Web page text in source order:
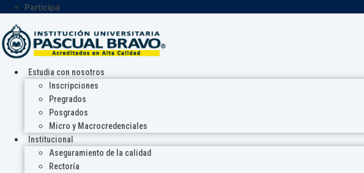
Participa
Estudia con nosotros
Inscripciones
Pregrados
Posgrados
Micro y Macrocredenciales
Institucional
Aseguramiento de la calidad
Rectoría